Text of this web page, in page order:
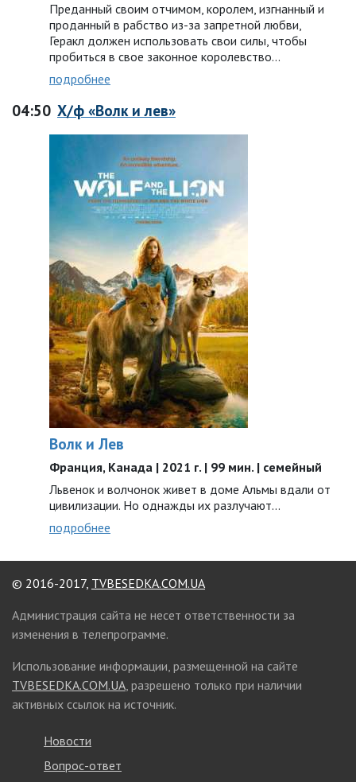
Преданный своим отчимом, королем, изгнанный и
проданный в рабство из-за запретной любви,
Геракл должен использовать свои силы, чтобы
пробиться в свое законное королевство...
подробнее
04:50 Х/ф «Волк и лев»
Волк и Лев
Франция, Канада | 2021 г. | 99 мин. | семейный
Львенок и волчонок живет в доме Альмы вдали от
цивилизации. Но однажды их разлучают...
подробнее
© 2016-2017, TVBESEDKA.COM.UA
Администрация сайта не несет ответственности за
изменения в телепрограмме.
Использование информации, размещенной на сайте
TVBESEDKA.COM.UA, разрешено только при наличии
активных ссылок на источник.
Новости
Вопрос-ответ